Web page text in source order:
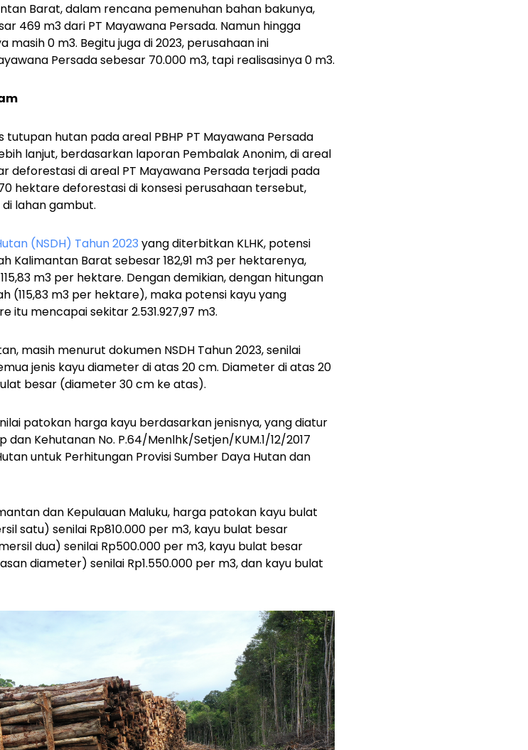
Barat, dalam rencana pemenuhan bahan bakunya,
469 m3 dari PT Mayawana Persada. Namun hingga
0 m3. Begitu juga di 2023, perusahaan ini
Persada sebesar 70.000 m3, tapi realisasinya 0 m3.
tutupan hutan pada areal PBHP PT Mayawana Persada
lanjut, berdasarkan laporan Pembalak Anonim, di areal
deforestasi di areal PT Mayawana Persada terjadi pada
hektare deforestasi di konsesi perusahaan tersebut,
lahan gambut.
(NSDH) Tahun 2023 yang diterbitkan KLHK, potensi
Kalimantan Barat sebesar 182,91 m3 per hektarenya,
m3 per hektare. Dengan demikian, dengan hitungan
(115,83 m3 per hektare), maka potensi kayu yang
itu mencapai sekitar 2.531.927,97 m3.
masih menurut dokumen NSDH Tahun 2023, senilai
jenis kayu diameter di atas 20 cm. Diameter di atas 20
besar (diameter 30 cm ke atas).
patokan harga kayu berdasarkan jenisnya, yang diatur
Kehutanan No. P.64/Menlhk/Setjen/KUM.1/12/2017
untuk Perhitungan Provisi Sumber Daya Hutan dan
dan Kepulauan Maluku, harga patokan kayu bulat
satu) senilai Rp810.000 per m3, kayu bulat besar
dua) senilai Rp500.000 per m3, kayu bulat besar
diameter) senilai Rp1.550.000 per m3, dan kayu bulat